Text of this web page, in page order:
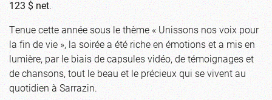
123 $ net.
Tenue cette année sous le thème « Unissons nos voix pour
la fin de vie », la soirée a été riche en émotions et a mis en
lumière, par le biais de capsules vidéo, de témoignages et
de chansons, tout le beau et le précieux qui se vivent au
quotidien à Sarrazin.